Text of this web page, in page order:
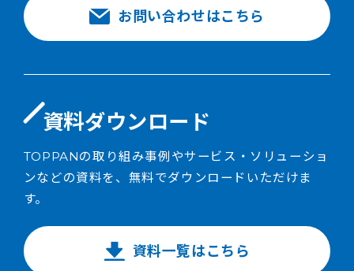
お問い合わせはこちら
資料ダウンロード
TOPPANの取り組み事例やサービス・ソリューショ
ンなどの資料を、無料でダウンロードいただけま
す。
資料一覧はこちら